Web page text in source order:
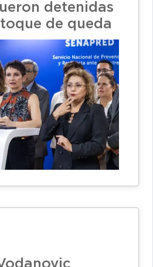
detenidas
de queda